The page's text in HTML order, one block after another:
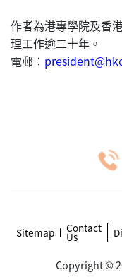
作者為港專學院及香
理工作逾二十年。
電郵：
Sitemap Contact
Us
Copyright ©